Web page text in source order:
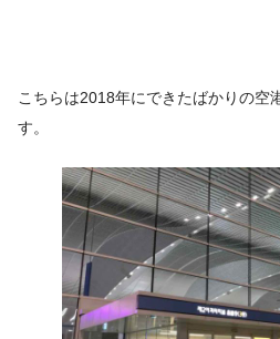
こちらは2018年にできたばかりの空
す。